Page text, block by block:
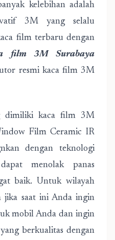
kelebihan adalah
3M yang selalu
film terbaru dengan
film 3M Surabaya
resmi kaca film 3M
dimiliki kaca film 3M
Film Ceramic IR
dengan teknologi
menolak panas
baik. Untuk wilayah
jika saat ini Anda ingin
mobil Anda dan ingin
berkualitas dengan